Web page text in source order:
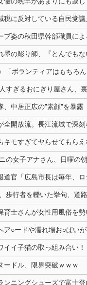
、中居正広の”素顔”を暴露
全開放流。長江流域で深
イイ子猫の取っ組み合い！
ードル、限界突破ｗｗｗ